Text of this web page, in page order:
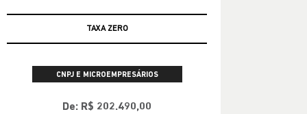
TAXA ZERO
CNPJ E MICROEMPRESÁRIOS
De: R$ 202.490,00